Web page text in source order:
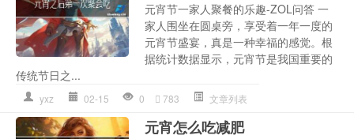
元宵节一家人聚餐的乐趣-ZOL问答 一
家人围坐在圆桌旁，享受着一年一度的
元宵节盛宴，真是一种幸福的感觉。根
据统计数据显示，元宵节是我国重要的
传统节日之...
yxz 02-15 0 783 文章列表
元宵怎么吃减肥